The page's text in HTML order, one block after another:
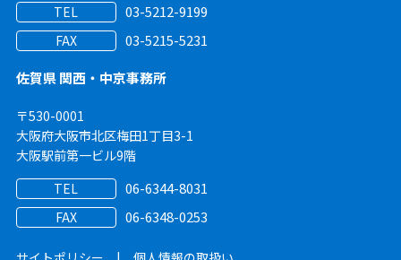
TEL
03-5212-9199
FAX
03-5215-5231
佐賀県 関西・中京事務所
〒530-0001
大阪府大阪市北区梅田1丁目3-1
大阪駅前第一ビル9階
TEL
06-6344-8031
FAX 06-6348-0253